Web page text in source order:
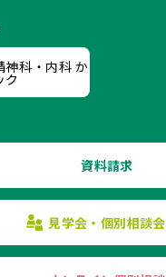
資料請求
見学会・個別相談会